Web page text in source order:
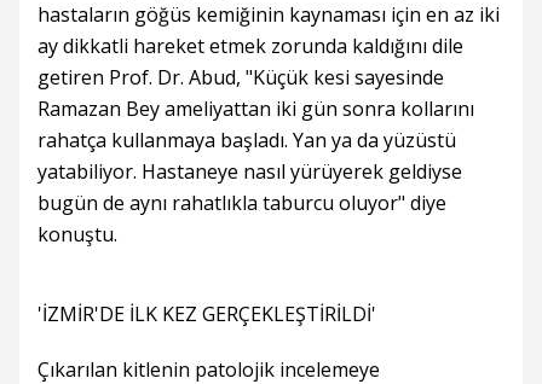
hastaların göğüs kemiğinin kaynaması için en az iki
ay dikkatli hareket etmek zorunda kaldığını dile
getiren Prof. Dr. Abud, "Küçük kesi sayesinde
Ramazan Bey ameliyattan iki gün sonra kollarını
rahatça kullanmaya başladı. Yan ya da yüzüstü
yatabiliyor. Hastaneye nasıl yürüyerek geldiyse
bugün de aynı rahatlıkla taburcu oluyor" diye
konuştu.
'İZMİR'DE İLK KEZ GERÇEKLEŞTİRİLDİ'
Çıkarılan kitlenin patolojik incelemeye